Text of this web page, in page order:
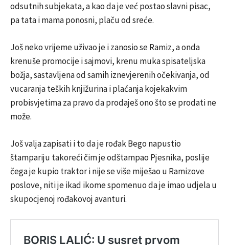
odsutnih subjekata, a kao da je već postao slavni pisac,
pa tata i mama ponosni, plaču od sreće.
Još neko vrijeme uživao je i zanosio se Ramiz, a onda
krenuše promocije i sajmovi, krenu muka spisateljska
božja, sastavljena od samih iznevjerenih očekivanja, od
vucaranja teških knjižurina i plaćanja kojekakvim
probisvjetima za pravo da prodaješ ono što se prodati ne
može.
Još valja zapisati i to da je rođak Bego napustio
štampariju takoreći čim je odštampao Pjesnika, poslije
čega je kupio traktor i nije se više miješao u Ramizove
poslove, niti je ikad ikome spomenuo da je imao udjela u
skupocjenoj rođakovoj avanturi.